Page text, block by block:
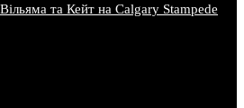
та Кейт на Calgary Stampede